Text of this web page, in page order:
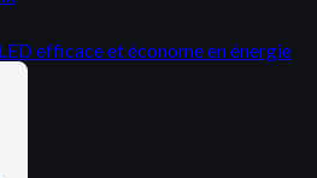
efficace et économe en énergie